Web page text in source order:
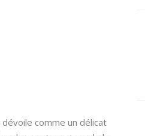
comme un délicat